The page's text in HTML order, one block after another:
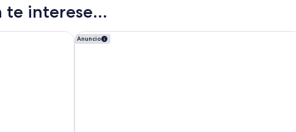
te interese...
Anuncio
Omni Los Angeles Hotel at California Plaza